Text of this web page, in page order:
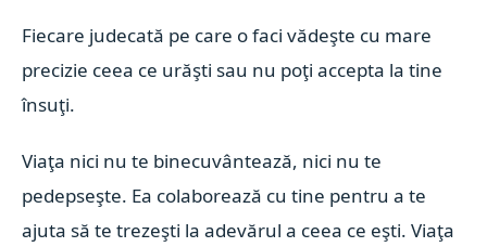
Fiecare judecată pe care o faci vădeşte cu mare
precizie ceea ce urăşti sau nu poţi accepta la tine
însuţi.
Viaţa nici nu te binecuvântează, nici nu te
pedepseşte. Ea colaborează cu tine pentru a te
ajuta să te trezeşti la adevărul a ceea ce eşti. Viaţa